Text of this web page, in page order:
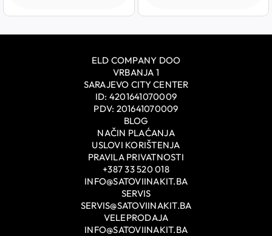
ELD COMPANY DOO
VRBANJA 1
SARAJEVO CITY CENTER
ID: 4201641070009
PDV: 201641070009
BLOG
NAČIN PLAĆANJA
USLOVI KORIŠTENJA
PRAVILA PRIVATNOSTI
+387 33 520 018
INFO@SATOVIINAKIT.BA
SERVIS
SERVIS@SATOVIINAKIT.BA
VELEPRODAJA
INFO@SATOVIINAKIT.BA